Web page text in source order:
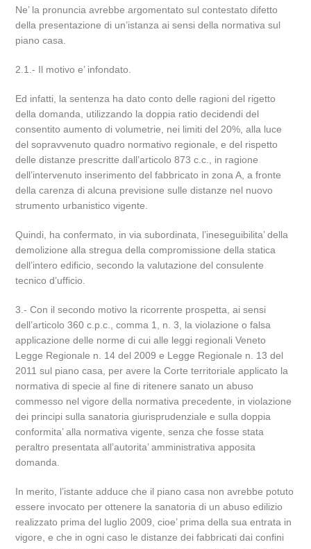
Ne’ la pronuncia avrebbe argomentato sul contestato difetto
della presentazione di un’istanza ai sensi della normativa sul
piano casa.
2.1.- Il motivo e’ infondato.
Ed infatti, la sentenza ha dato conto delle ragioni del rigetto
della domanda, utilizzando la doppia ratio decidendi del
consentito aumento di volumetrie, nei limiti del 20%, alla luce
del sopravvenuto quadro normativo regionale, e del rispetto
delle distanze prescritte dall’articolo 873 c.c., in ragione
dell’intervenuto inserimento del fabbricato in zona A, a fronte
della carenza di alcuna previsione sulle distanze nel nuovo
strumento urbanistico vigente.
Quindi, ha confermato, in via subordinata, l’ineseguibilita’ della
demolizione alla stregua della compromissione della statica
dell’intero edificio, secondo la valutazione del consulente
tecnico d’ufficio.
3.- Con il secondo motivo la ricorrente prospetta, ai sensi
dell’articolo 360 c.p.c., comma 1, n. 3, la violazione o falsa
applicazione delle norme di cui alle leggi regionali Veneto
Legge Regionale n. 14 del 2009 e Legge Regionale n. 13 del
2011 sul piano casa, per avere la Corte territoriale applicato la
normativa di specie al fine di ritenere sanato un abuso
commesso nel vigore della normativa precedente, in violazione
dei principi sulla sanatoria giurisprudenziale e sulla doppia
conformita’ alla normativa vigente, senza che fosse stata
peraltro presentata all’autorita’ amministrativa apposita
domanda.
In merito, l’istante adduce che il piano casa non avrebbe potuto
essere invocato per ottenere la sanatoria di un abuso edilizio
realizzato prima del luglio 2009, cioe’ prima della sua entrata in
vigore, e che in ogni caso le distanze dei fabbricati dai confini